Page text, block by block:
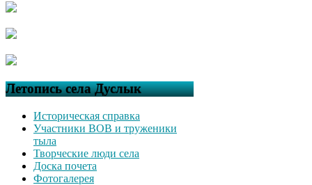
Летопись села Дуслык
Историческая справка
Участники ВОВ и труженики
тыла
Творческие люди села
Доска почета
Фотогалерея